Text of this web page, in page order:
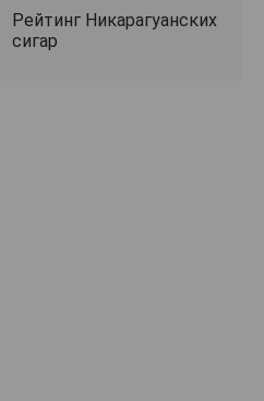
Рейтинг Никарагуанских
сигар